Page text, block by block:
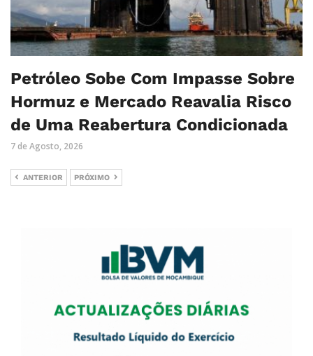
Petróleo Sobe Com Impasse Sobre
Hormuz e Mercado Reavalia Risco
de Uma Reabertura Condicionada
7 de Agosto, 2026
ANTERIOR PRÓXIMO